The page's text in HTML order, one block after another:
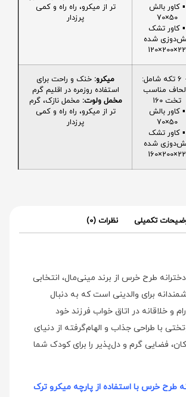
▪️ کاور بالش
50×70
▪️ کاور تشک
شده
22×200×120
تر از میکرو، راه راه و کمی
پرزدار
مناسب
تخت 160
▪️ کاور بالش
50×70
▪️ کاور تشک
شده
22×200×160
میکرو: خنک و راحت برای
استفاده روزمره در اقلیم گرم
مخمل ولوت: مخمل نازک، گرم
تر از میکرو، راه راه و کمی
پرزدار
تکمیلی نظرات (0)
طرح خرس از برند مینی‌مال، انتخابی
برای والدینی است که به دنبال
و خلاقانه در اتاق خواب فرزند خود
با طراحی جذاب و الهام‌گرفته از دنیای
فضایی گرم و دل‌پذیر را برای کودک شما
طرح خرس با استفاده از پارچه میکرو ترک